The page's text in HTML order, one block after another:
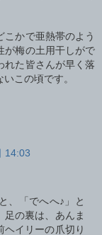
こかで亜熱帯のよう
が梅の土用干しがで
れた皆さんが早く落
この頃です。
14:03
、「でへへ♪」と
足の裏は、あんま
ヘイリーの爪切り